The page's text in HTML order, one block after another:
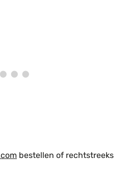
bestellen of rechtstreeks